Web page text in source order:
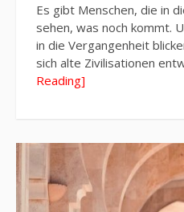
Es gibt Menschen, die in
sehen, was noch kommt.
in die Vergangenheit
sich alte Zivilisationen
Reading]